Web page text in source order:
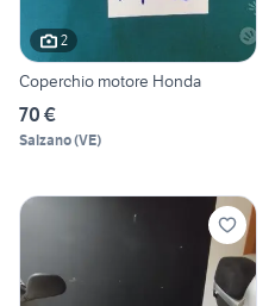
2
Coperchio motore Honda
70 €
Salzano(VE)